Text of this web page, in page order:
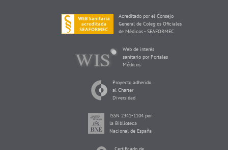
Acreditado por el Consejo
General de Colegios Oficiales
de Médicos - SEAFORMEC
Web de interés
sanitario por Portales
Médicos
Proyecto adherido
al Charter
Diversidad
ISSN 2341-1104 por
la Biblioteca
Nacional de España